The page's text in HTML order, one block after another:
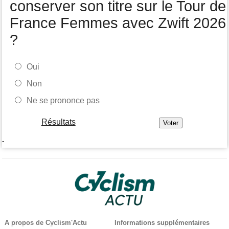
conserver son titre sur le Tour de
France Femmes avec Zwift 2026
?
Oui
Non
Ne se prononce pas
Résultats
-
A propos de Cyclism'Actu Informations supplémentaires